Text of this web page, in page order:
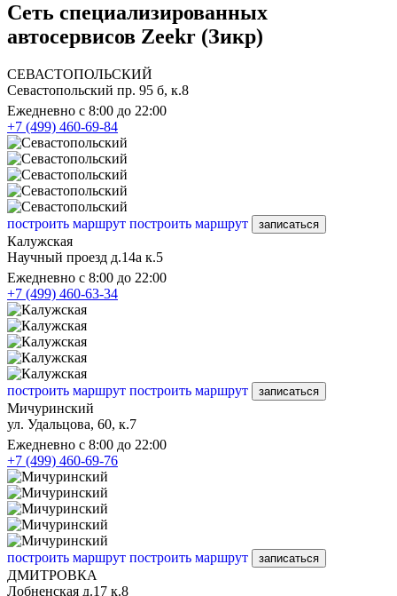
Сеть специализированных
автосервисов Zeekr (Зикр)
СЕВАСТОПОЛЬСКИЙ
Севастопольский пр. 95 б, к.8
Ежедневно с 8:00 до 22:00
+7 (499) 460-69-84
построить маршрут построить маршрут записаться
Калужская
Научный проезд д.14а к.5
Ежедневно с 8:00 до 22:00
+7 (499) 460-63-34
построить маршрут построить маршрут записаться
Мичуринский
ул. Удальцова, 60, к.7
Ежедневно с 8:00 до 22:00
+7 (499) 460-69-76
построить маршрут построить маршрут записаться
ДМИТРОВКА
Лобненская д.17 к.8